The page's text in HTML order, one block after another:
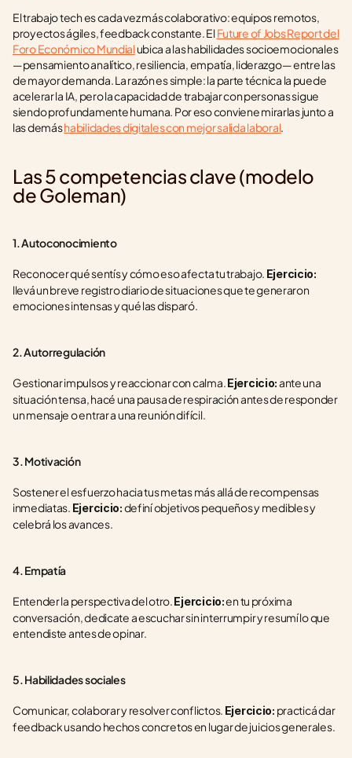
El trabajo tech es cada vez más colaborativo: equipos remotos,
proyectos ágiles, feedback constante. El Future of Jobs Report del
Foro Económico Mundial ubica a las habilidades socioemocionales
—pensamiento analítico, resiliencia, empatía, liderazgo— entre las
de mayor demanda. La razón es simple: la parte técnica la puede
acelerar la IA, pero la capacidad de trabajar con personas sigue
siendo profundamente humana. Por eso conviene mirarlas junto a
las demás habilidades digitales con mejor salida laboral.
Las 5 competencias clave (modelo
de Goleman)
1. Autoconocimiento
Reconocer qué sentís y cómo eso afecta tu trabajo. Ejercicio:
llevá un breve registro diario de situaciones que te generaron
emociones intensas y qué las disparó.
2. Autorregulación
Gestionar impulsos y reaccionar con calma. Ejercicio: ante una
situación tensa, hacé una pausa de respiración antes de responder
un mensaje o entrar a una reunión difícil.
3. Motivación
Sostener el esfuerzo hacia tus metas más allá de recompensas
inmediatas. Ejercicio: definí objetivos pequeños y medibles y
celebrá los avances.
4. Empatía
Entender la perspectiva del otro. Ejercicio: en tu próxima
conversación, dedicate a escuchar sin interrumpir y resumí lo que
entendiste antes de opinar.
5. Habilidades sociales
Comunicar, colaborar y resolver conflictos. Ejercicio: practicá dar
feedback usando hechos concretos en lugar de juicios generales.